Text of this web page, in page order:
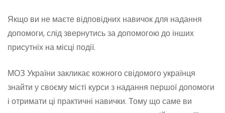
Якщо ви не маєте відповідних навичок для надання
допомоги, слід звернутись за допомогою до інших
присутніх на місці події.
МОЗ України закликає кожного свідомого українця
знайти у своєму місті курси з надання першої допомоги
і отримати ці практичні навички. Тому що саме ви